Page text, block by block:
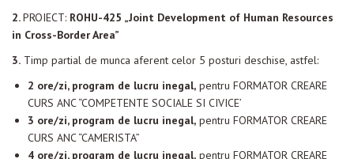
Pentru dascăli
Evenimente
Materiale educaționale
Blog
2.PROIECT: ROHU-425 „Joint Development of Human Resources
in Cross-Border Area”
3. Timp partial de munca aferent celor 5 posturi deschise, astfel:
2 ore/zi, program de lucru inegal, pentru FORMATOR CREARE
CURS ANC “COMPETENTE SOCIALE SI CIVICE’
3 ore/zi, program de lucru inegal, pentru FORMATOR CREARE
CURS ANC “CAMERISTA”
4 ore/zi, program de lucru inegal, pentru FORMATOR CREARE